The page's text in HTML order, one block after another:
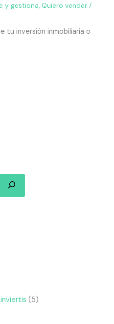
y gestiona Quiero vender/
tu inversión inmobiliaria o
(5)